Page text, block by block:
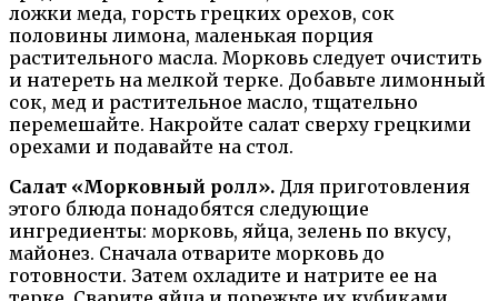
ложки меда, горсть грецких орехов, сок
половины лимона, маленькая порция
растительного масла. Морковь следует очистить
и натереть на мелкой терке. Добавьте лимонный
сок, мед и растительное масло, тщательно
перемешайте. Накройте салат сверху грецкими
орехами и подавайте на стол.
Салат «Морковный ролл». Для приготовления
этого блюда понадобятся следующие
ингредиенты: морковь, яйца, зелень по вкусу,
майонез. Сначала отварите морковь до
готовности. Затем охладите и натрите ее на